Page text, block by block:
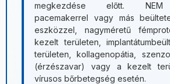
megkezdése előtt. NEM
pacemakerrel vagy más
eszközzel, nagyméretű
kezelt területen,
területen, kollagenopátia,
(érzészavar) vagy a kezelt
vírusos bőrbetegség esetén.